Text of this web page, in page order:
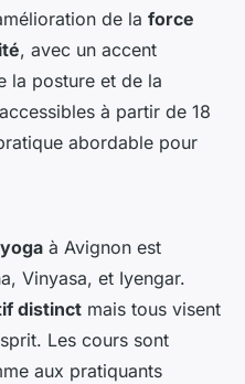
de la force
, avec un accent
la posture et de la
à partir de 18
abordable pour
à Avignon est
Vinyasa, et Iyengar.
distinct mais tous visent
Les cours sont
aux pratiquants